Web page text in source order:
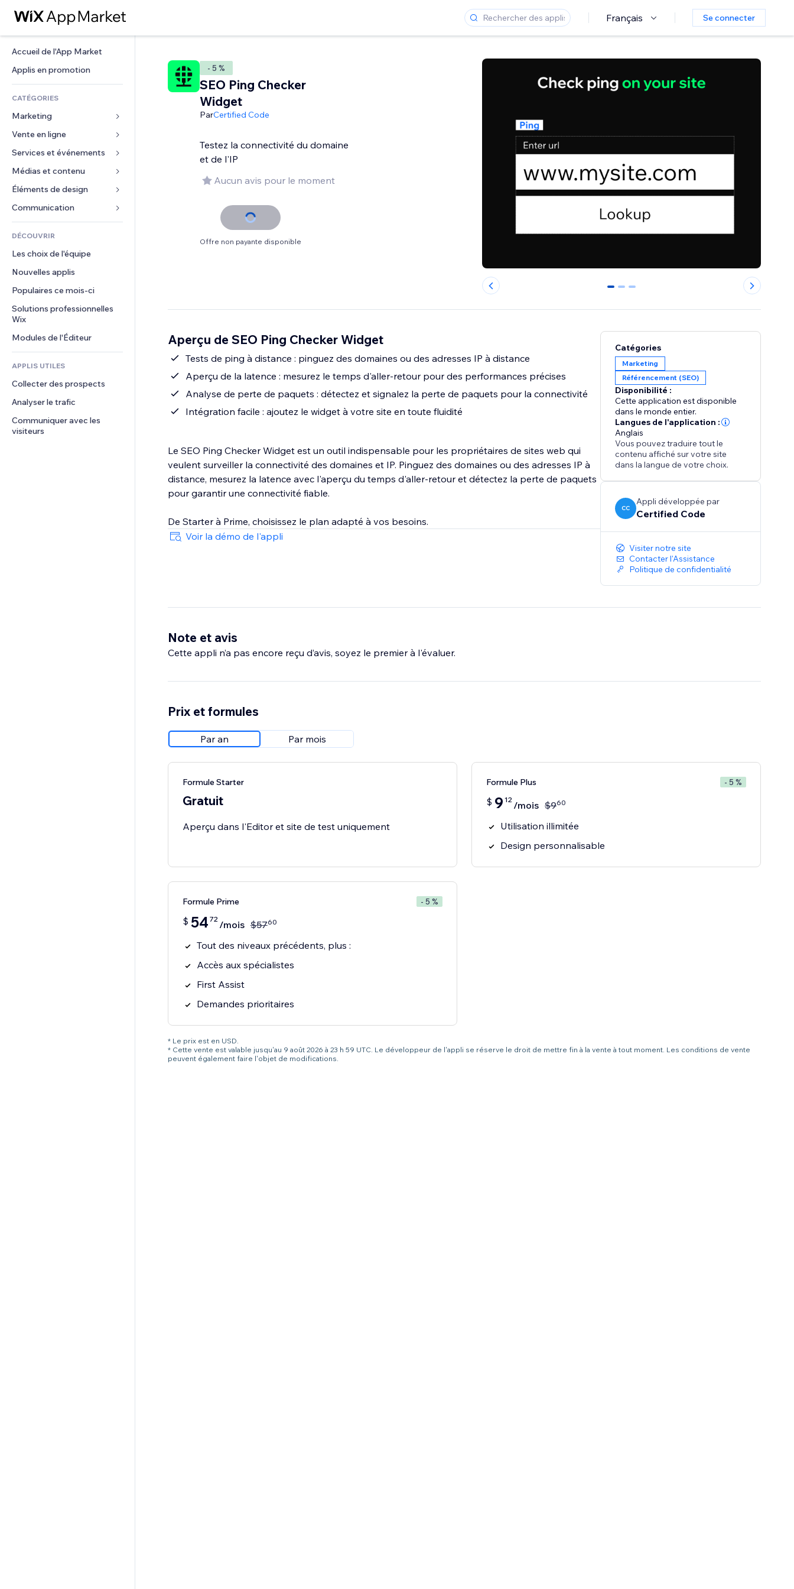
Français Se connecter
Accueil de l'App Market
Applis en promotion
CATÉGORIES
Marketing
Publicités
Mobile
Données analytiques
Réseaux sociaux
Classement de sites
E-mail
Vente en ligne
Applis pour les boutiques
Expédition et livraison
Boutons Vente
Comptabilité
Coupons et fidélisation
Solutions d'entreposage
Financement participatif
Alimentation et boissons
Services et événements
Hôtels
Événements
Restaurants
Immobilier
Réservations
Médias et contenu
Galerie
Musique
Podcasts
Photographie
Vidéo
PDF
Partage de fichiers
Actualités
Services de contenu
Effets de texte
Éléments de design
Cartes et navigation
Confidentialité
Horloge
Modèles de pages
Effets sur images
Boutons et menus
Bannières et badges
Calculateurs
Rechercher
Formulaires
Sondages
Chat
Commentaires
Téléphone
Communauté
Avis et commentaires
DÉCOUVRIR
Les choix de l'équipe
Nouvelles applis
Populaires ce mois‑ci
Solutions professionnelles
Wix
Modules de l'Éditeur
APPLIS UTILES
Collecter des prospects
Analyser le trafic
Communiquer avec les
visiteurs
- 5 %
SEO Ping Checker
Widget
ParCertified Code
Testez la connectivité du domaine
et de l'IP
Aucun avis pour le moment
Offre non payante disponible
0 1 2
Aperçu de SEO Ping Checker Widget
Tests de ping à distance : pinguez des domaines ou des adresses IP à distance
Aperçu de la latence : mesurez le temps d'aller-retour pour des performances précises
Analyse de perte de paquets : détectez et signalez la perte de paquets pour la connectivité
Intégration facile : ajoutez le widget à votre site en toute fluidité
Le SEO Ping Checker Widget est un outil indispensable pour les propriétaires de sites web qui
veulent surveiller la connectivité des domaines et IP. Pinguez des domaines ou des adresses IP à
distance, mesurez la latence avec l'aperçu du temps d'aller-retour et détectez la perte de paquets
pour garantir une connectivité fiable.
De Starter à Prime, choisissez le plan adapté à vos besoins.
Voir la démo de l'appli
Catégories
Marketing
Référencement (SEO)
Disponibilité :
Cette application est disponible
dans le monde entier.
Langues de l'application :
Anglais
Vous pouvez traduire tout le
contenu affiché sur votre site
dans la langue de votre choix.
CC
Appli développée par
Certified Code
Visiter notre site
Contacter l'Assistance
Politique de confidentialité
Note et avis
Cette appli n’a pas encore reçu d’avis, soyez le premier à l'évaluer.
Prix et formules
Par an Par mois
Formule Starter
Gratuit
Aperçu dans l'Editor et site de test uniquement
Formule Plus - 5 %
$ 9 12 /mois $960
Utilisation illimitée
Design personnalisable
Formule Prime - 5 %
$ 54 72 /mois $5760
Tout des niveaux précédents, plus :
Accès aux spécialistes
First Assist
Demandes prioritaires
* Le prix est en USD.
* Cette vente est valable jusqu'au 9 août 2026 à 23 h 59 UTC. Le développeur de l'appli se réserve le droit de mettre fin à la vente à tout moment. Les conditions de vente
peuvent également faire l'objet de modifications.